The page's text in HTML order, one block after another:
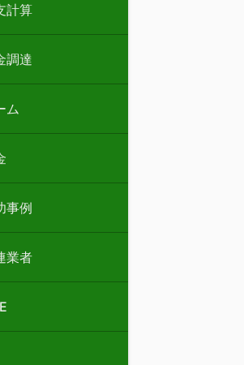
計算
調達
ム
事例
業者